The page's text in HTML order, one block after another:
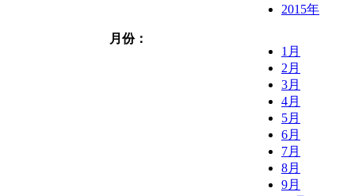
2015年
月份：
1月
2月
3月
4月
5月
6月
7月
8月
9月